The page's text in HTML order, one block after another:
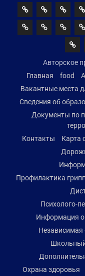
Авторское
Главная
food
Вакантные места
Сведения об
Документы по
Контакты
Карта
Профилактика
Психолого-
Информация о
Независимая
Школьный
Охрана здоровья